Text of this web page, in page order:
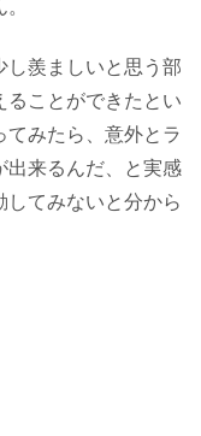
し羨ましいと思う部
ることができたとい
てみたら、意外とラ
出来るんだ、と実感
してみないと分から